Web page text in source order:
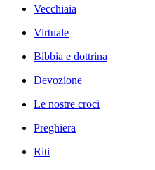
Vecchiaia
Virtuale
Bibbia e dottrina
Devozione
Le nostre croci
Preghiera
Riti